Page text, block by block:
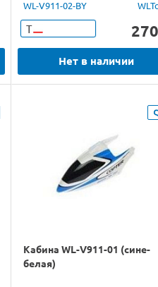
WL-V911-02-BY
Т 270
Нет в наличии
Кабина WL-V911-01 (сине-
белая)